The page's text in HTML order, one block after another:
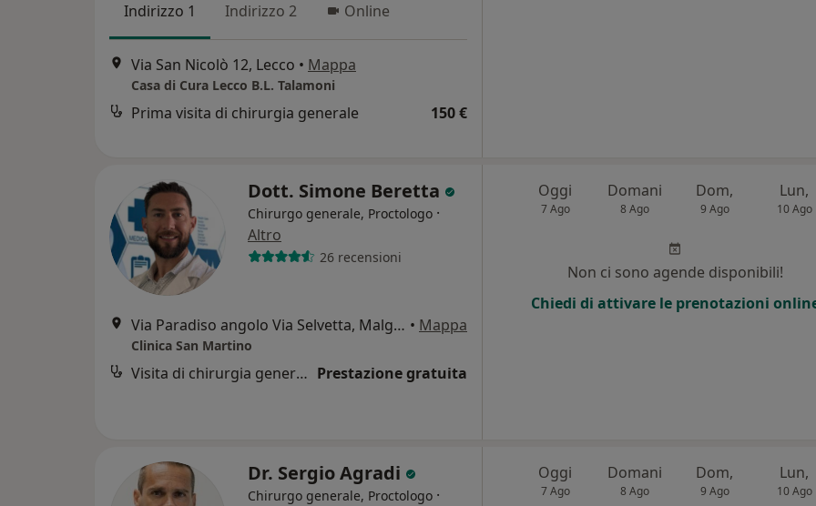
Indirizzo 1 Indirizzo 2 Online
Via San Nicolò 12, Lecco • Mappa
Casa di Cura Lecco B.L. Talamoni
Prima visita di chirurgia generale 150 €
Dott. Simone Beretta
Chirurgo generale, Proctologo ·
Altro
26 recensioni
Via Paradiso angolo Via Selvetta, Malgrate • Mappa
Clinica San Martino
Visita di chirurgia generale Prestazione gratuita
Oggi
7 Ago
Domani
8 Ago
Dom,
9 Ago
Lun,
10 Ago
Non ci sono agende disponibili!
Chiedi di attivare le prenotazioni
Dr. Sergio Agradi
Chirurgo generale, Proctologo ·
Oggi
7 Ago
Domani
8 Ago
Dom,
9 Ago
Lun,
10 Ago